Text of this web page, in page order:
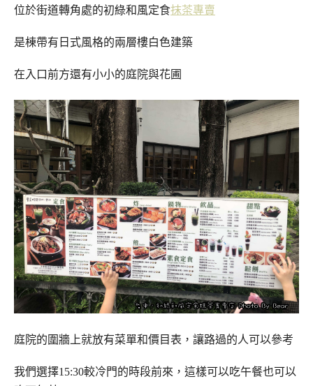
位於街道轉角處的初綠和風定食抹茶專賣
是棟帶有日式風格的兩層樓白色建築
在入口前方還有小小的庭院與花圃
庭院的圍牆上就放有菜單和價目表，讓路過的人可以參考
我們選擇15:30較冷門的時段前來，這樣可以吃午餐也可以